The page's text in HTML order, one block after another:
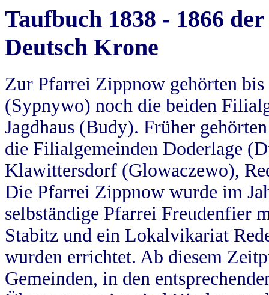
Taufbuch 1838 - 1866
Deutsch Krone
Zur Pfarrei Zippnow gehörten
(Sypnywo) noch die beiden
Jagdhaus (Budy). Früher
die Filialgemeinden Doderlage
Klawittersdorf (Glowaczewo),
Die Pfarrei Zippnow wurde im
selbständige Pfarrei Freudenfier
Stabitz und ein Lokalvikariat
wurden errichtet. Ab diesem
Gemeinden, in den